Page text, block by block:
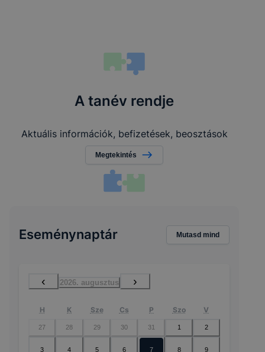
A tanév rendje
Aktuális információk, befizetések, beosztások
Megtekintés
Eseménynaptár Mutasd mind
‹ 2026. augusztus ›
H K Sze Cs P Szo V
27 28 29 30 31 1 2
3 4 5 6 7 8 9